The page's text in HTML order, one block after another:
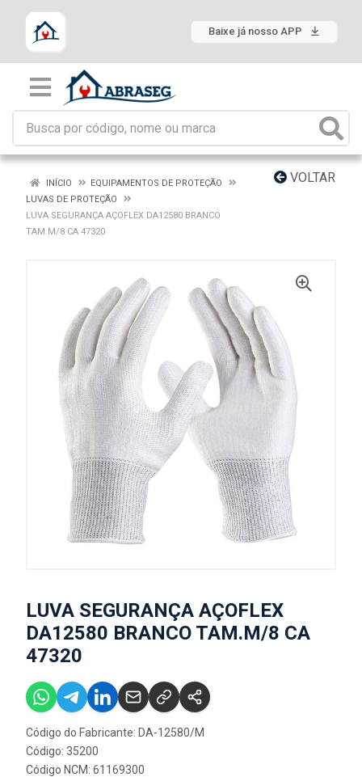
Baixe já nosso APP
VOLTAR
INÍCIO
EQUIPAMENTOS DE PROTEÇÃO
LUVAS DE PROTEÇÃO
LUVA SEGURANÇA AÇOFLEX DA12580 BRANCO
TAM.M/8 CA 47320
LUVA SEGURANÇA AÇOFLEX
DA12580 BRANCO TAM.M/8 CA
47320
Código do Fabricante: DA-12580/M
Código: 35200
Código NCM: 61169300